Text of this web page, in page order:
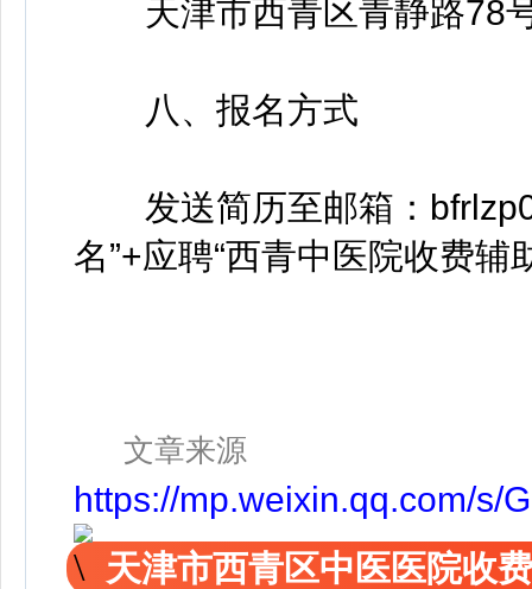
天津市西青区青静路78
八、报名方式
发送简历至邮箱：
名”+应聘“西青中医院收费辅
文章来源
https://mp.weixin.qq.com/s/
天津市西青区中医医院收